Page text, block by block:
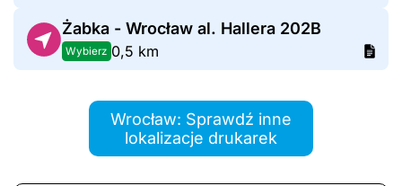
Żabka - Wrocław al. Hallera 202B
Wybierz 0,5 km
Wrocław: Sprawdź inne
lokalizacje drukarek